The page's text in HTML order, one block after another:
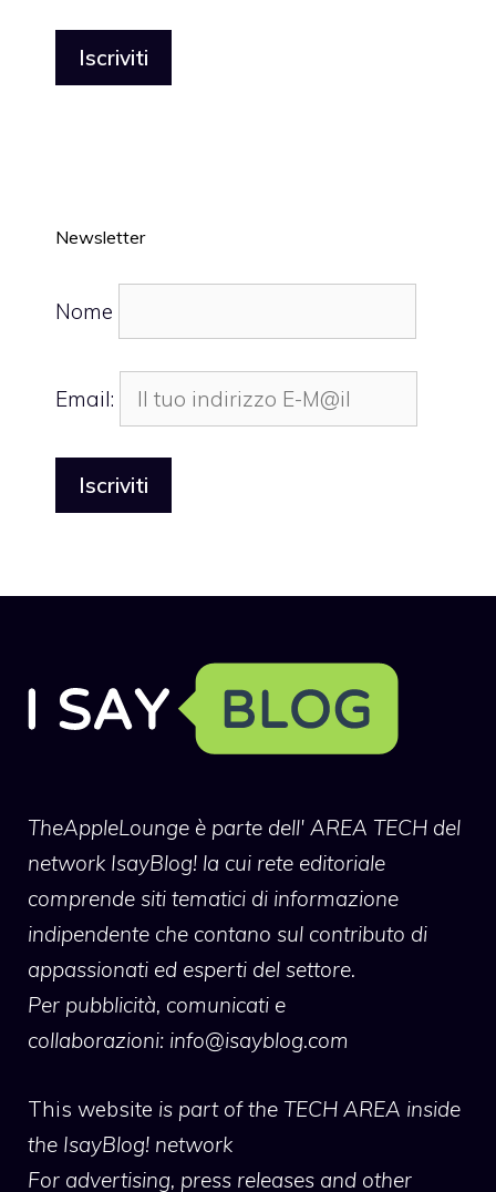
Newsletter
Nome
Email:
TheAppleLounge è parte dell' AREA TECH del
network IsayBlog! la cui rete editoriale
comprende siti tematici di informazione
indipendente che contano sul contributo di
appassionati ed esperti del settore.
Per pubblicità, comunicati e
collaborazioni: info@isayblog.com
This website is part of the TECH AREA inside
the IsayBlog! network
For advertising, press releases and other